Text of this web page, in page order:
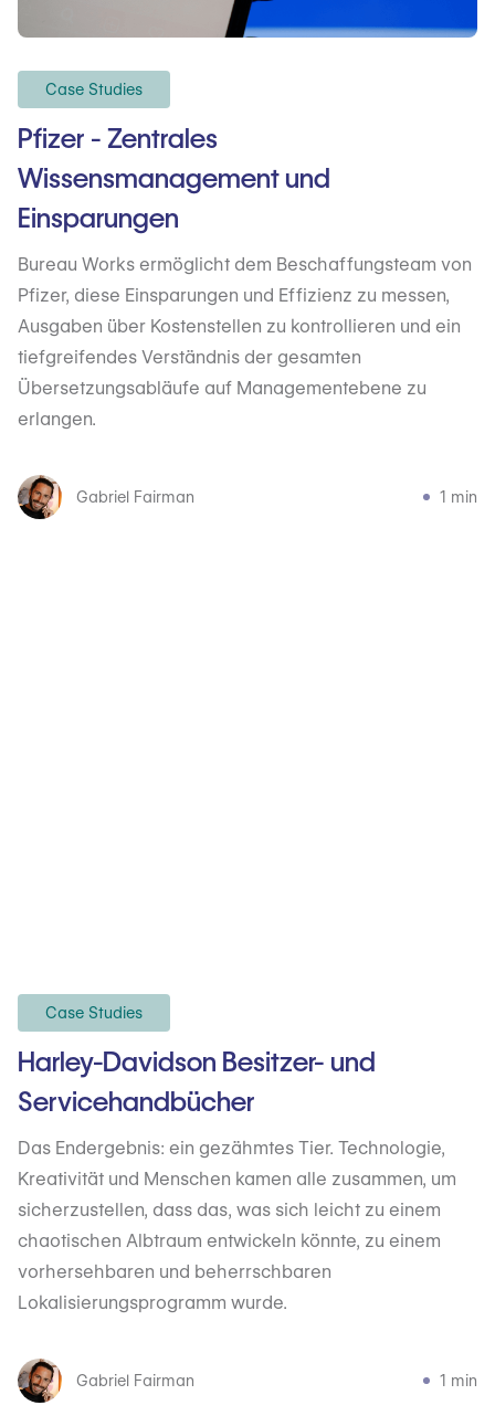
Case Studies
Pfizer - Zentrales
Wissensmanagement und
Einsparungen
Bureau Works ermöglicht dem Beschaffungsteam von
Pfizer, diese Einsparungen und Effizienz zu messen,
Ausgaben über Kostenstellen zu kontrollieren und ein
tiefgreifendes Verständnis der gesamten
Übersetzungsabläufe auf Managementebene zu
erlangen.
Gabriel Fairman 1 min
Case Studies
Harley-Davidson Besitzer- und
Servicehandbücher
Das Endergebnis: ein gezähmtes Tier. Technologie,
Kreativität und Menschen kamen alle zusammen, um
sicherzustellen, dass das, was sich leicht zu einem
chaotischen Albtraum entwickeln könnte, zu einem
vorhersehbaren und beherrschbaren
Lokalisierungsprogramm wurde.
Gabriel Fairman 1 min